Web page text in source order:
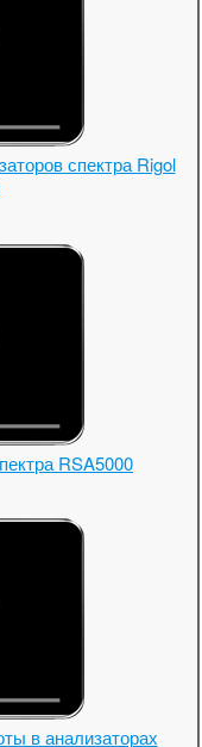
спектра Rigol
RSA5000
в анализаторах